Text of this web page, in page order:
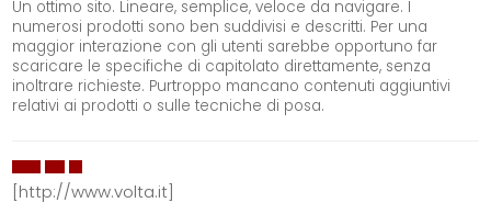
Un ottimo sito. Lineare, semplice, veloce da navigare. I
numerosi prodotti sono ben suddivisi e descritti. Per una
maggior interazione con gli utenti sarebbe opportuno far
scaricare le specifiche di capitolato direttamente, senza
inoltrare richieste. Purtroppo mancano contenuti aggiuntivi
relativi ai prodotti o sulle tecniche di posa.
[http://www.volta.it]